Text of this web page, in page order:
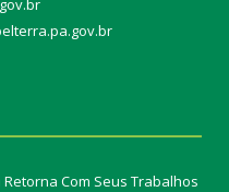
Com Seus Trabalhos